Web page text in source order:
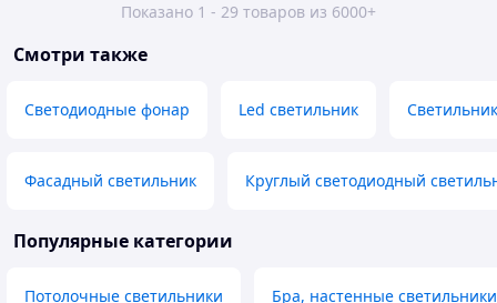
Показано 1 - 29 товаров из 6000+
Смотри также
Светодиодные фонар Led светильник
Фасадный светильник Круглый светодиодный
Популярные категории
Потолочные светильники Бра, настенные светильники